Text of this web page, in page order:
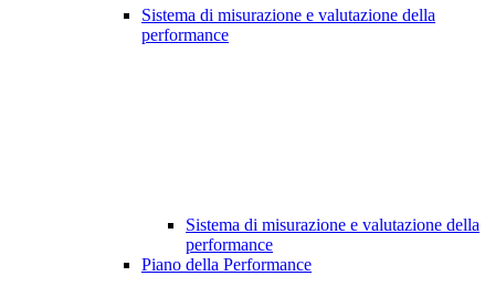
Sistema di misurazione e valutazione della
performance
Sistema di misurazione e valutazione della
performance
Piano della Performance